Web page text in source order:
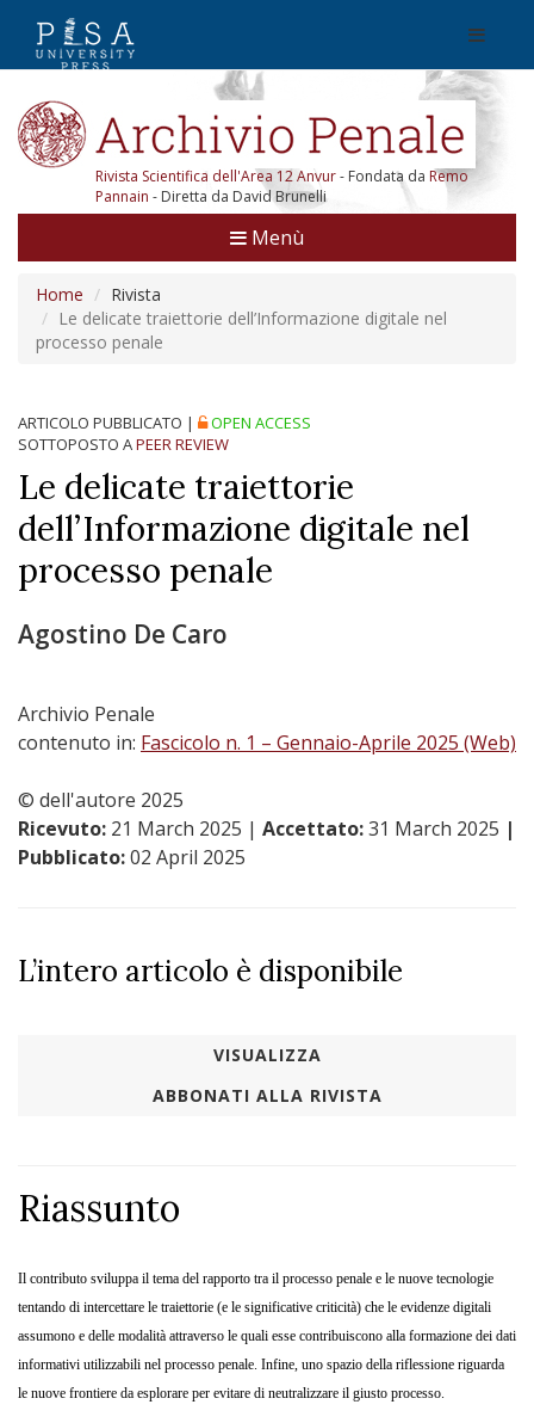
Rivista Scientifica dell'Area 12 Anvur- Fondata da Remo
Pannain - Diretta da David Brunelli
Menù
Home
Rivista
Le delicate traiettorie dell’Informazione digitale nel
processo penale
ARTICOLO PUBBLICATO |
OPEN ACCESS
SOTTOPOSTO APEER REVIEW
Le delicate traiettorie
dell’Informazione digitale nel
processo penale
Agostino De Caro
Archivio Penale
contenuto in: Fascicolo n. 1 – Gennaio-Aprile 2025 (Web)
© dell'autore 2025
Ricevuto: 21 March 2025 | Accettato:31 March 2025 |
Pubblicato:02 April 2025
L’intero articolo è disponibile
VISUALIZZA
ABBONATI ALLA RIVISTA
Riassunto
Il contributo sviluppa il tema del rapporto tra il processo penale e le nuove tecnologie
tentando di intercettare le traiettorie (e le significative criticità) che le evidenze digitali
assumono e delle modalità attraverso le quali esse contribuiscono alla formazione dei dati
informativi utilizzabili nel processo penale. Infine, uno spazio della riflessione riguarda
le nuove frontiere da esplorare per evitare di neutralizzare il giusto processo.